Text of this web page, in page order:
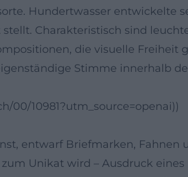
Hundertwasser entwickelte
Charakteristisch sind
die visuelle Freiheit
Stimme innerhalb
00/10981?utm_source=openai))
entwarf Briefmarken, Fahnen
Unikat wird – Ausdruck eines